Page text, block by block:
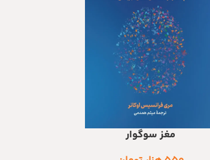
افزودن به سبد خریدمغز سوگوار